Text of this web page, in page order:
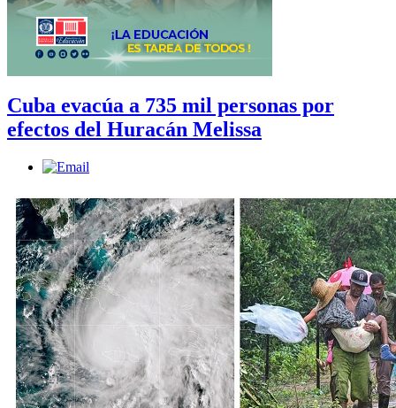
Cuba evacúa a 735 mil personas por
efectos del Huracán Melissa